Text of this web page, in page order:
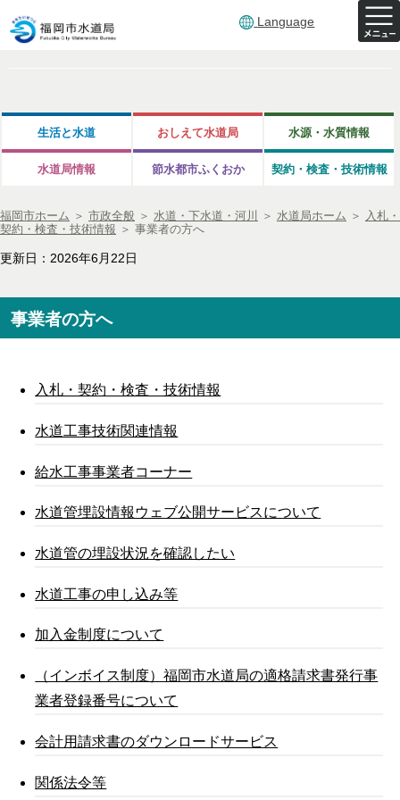
Language
生活と水道 おしえて水道局 水源・水質情報
水道局情報 節水都市ふくおか 契約・検査・技術情報
福岡市ホーム ＞ 市政全般 ＞ 水道・下水道・河川 ＞ 水道局ホーム ＞ 入札・
契約・検査・技術情報 ＞ 事業者の方へ
更新日：2026年6月22日
事業者の方へ
入札・契約・検査・技術情報
水道工事技術関連情報
給水工事事業者コーナー
水道管埋設情報ウェブ公開サービスについて
水道管の埋設状況を確認したい
水道工事の申し込み等
加入金制度について
（インボイス制度）福岡市水道局の適格請求書発行事
業者登録番号について
会計用請求書のダウンロードサービス
関係法令等